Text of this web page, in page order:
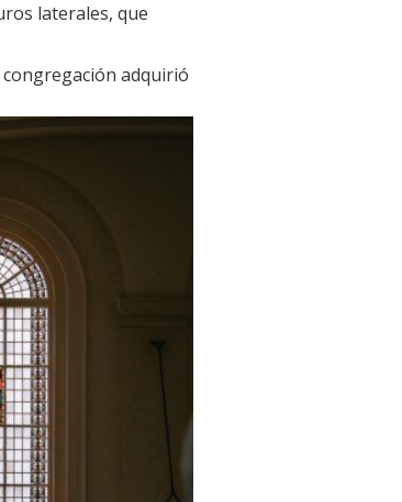
laterales, que
congregación adquirió